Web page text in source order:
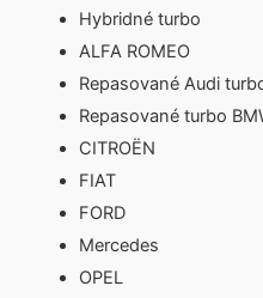
Hybridné turbo
ALFA ROMEO
Repasované Audi
Repasované turbo
CITROËN
FIAT
FORD
Mercedes
OPEL